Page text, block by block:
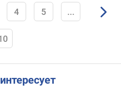
4 5 ...